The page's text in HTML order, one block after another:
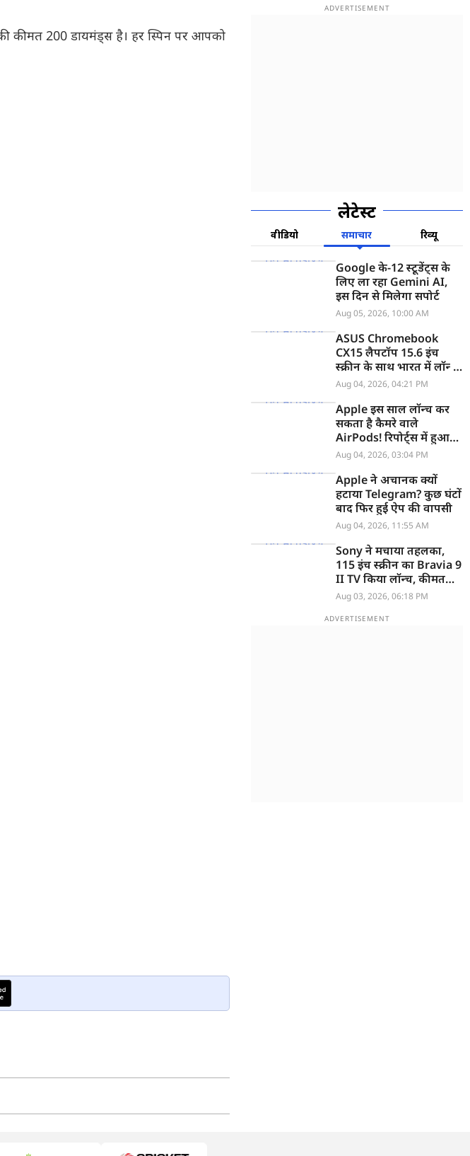
कीमत 200 डायमंड्स है। हर स्पिन पर आपको
लेटेस्ट
वीडियो समाचार रिव्यू
Google के-12 स्टूडेंट्स के
लिए ला रहा Gemini AI,
इस दिन से मिलेगा सपोर्ट
Aug 05, 2026, 10:00 AM
ASUS Chromebook
CX15 लैपटॉप 15.6 इंच
स्क्रीन के साथ भारत में लॉन्च,
जानें कीमत
Aug 04, 2026, 04:21 PM
Apple इस साल लॉन्च कर
सकता है कैमरे वाले
AirPods! रिपोर्ट्स में हुआ
खुलासा
Aug 04, 2026, 03:04 PM
Apple ने अचानक क्यों
हटाया Telegram? कुछ घंटों
बाद फिर हुई ऐप की वापसी
Aug 04, 2026, 11:55 AM
Sony ने मचाया तहलका,
115 इंच स्क्रीन का Bravia 9
II TV किया लॉन्च, कीमत
सुनकर उड़ जाएंगे होश
Aug 03, 2026, 06:18 PM